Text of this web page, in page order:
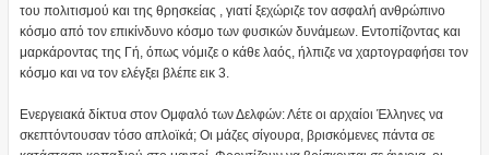
του πολιτισμού και της θρησκείας , γιατί ξεχώριζε τον ασφαλή ανθρώπινο
κόσμο από τον επικίνδυνο κόσμο των φυσικών δυνάμεων. Εντοπίζοντας και
μαρκάροντας της Γή, όπως νόμιζε ο κάθε λαός, ήλπιζε να χαρτογραφήσει τον
κόσμο και να τον ελέγξει βλέπε εικ 3.
Ενεργειακά δίκτυα στον Ομφαλό των Δελφών: Λέτε οι αρχαίοι Έλληνες να
σκεπτόντουσαν τόσο απλοϊκά; Οι μάζες σίγουρα, βρισκόμενες πάντα σε